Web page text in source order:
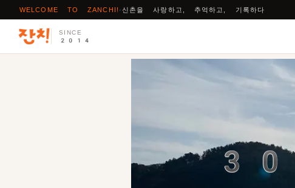
WELCOME TO ZANCHI! ·신촌을 사랑하고, 추억하고, 기록하다
SINCE
2014